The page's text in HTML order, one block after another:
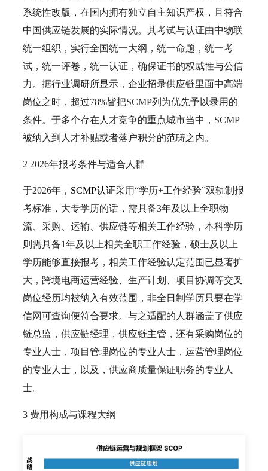
系统性改版，在国内拥有独立自主知识产权，且符合
中国供应链发展的实际情况。其考试与认证由中物联
统一组织，实行全国统一大纲，统一命题，统一考
试，统一评卷，统一认证，确保证书的权威性与公信
力。据行业调研所显示，企业招录供应链里面中高端
岗位之时，超过78%皆把SCMP列为优先予以录用的
条件。于多个存在人才竞争的重点城市当中，SCMP
被纳入到人才补贴或者落户积分的范畴之内。
2 2026年报考条件与适合人群
于2026年， SCMP认证采用“学历+工作经验”双轨制报
考标准，大专学历的话，需具备3年及以上全职物
流、采购、运输、供应链等相关工作经验，本科学历
则需具备1年及以上相关全职工作经验，硕士及以上
学历能够直接报考，相关工作经验认定范围已显著扩
大，跨境电商运营经验、生产计划、项目协调等交叉
岗位经历均被纳入有效范围，非全日制学历只要在学
信网可查询便符合要求。与之适配的人群涵盖了供应
链总监，供应链经理，供应链主管，还有采购岗位的
专业人士，项目管理岗位的专业人士，运营管理岗位
的专业人士，以及，供应商质量保证职务的专业人
士。
3 费用构成与课程大纲